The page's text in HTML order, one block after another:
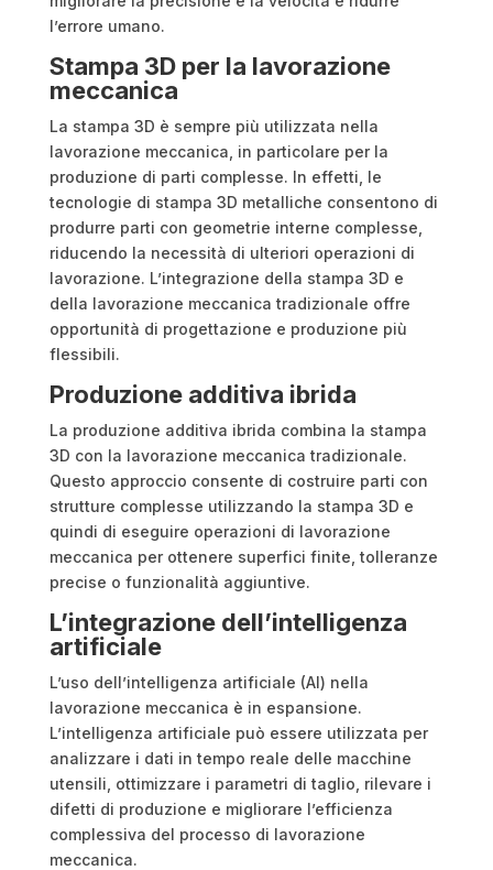
l’errore umano.
Stampa 3D per la lavorazione
meccanica
La stampa 3D è sempre più utilizzata nella
lavorazione meccanica, in particolare per la
produzione di parti complesse. In effetti, le
tecnologie di stampa 3D metalliche consentono di
produrre parti con geometrie interne complesse,
riducendo la necessità di ulteriori operazioni di
lavorazione. L’integrazione della stampa 3D e
della lavorazione meccanica tradizionale offre
opportunità di progettazione e produzione più
flessibili.
Produzione additiva ibrida
La produzione additiva ibrida combina la stampa
3D con la lavorazione meccanica tradizionale.
Questo approccio consente di costruire parti con
strutture complesse utilizzando la stampa 3D e
quindi di eseguire operazioni di lavorazione
meccanica per ottenere superfici finite, tolleranze
precise o funzionalità aggiuntive.
L’integrazione dell’intelligenza
artificiale
L’uso dell’intelligenza artificiale (AI) nella
lavorazione meccanica è in espansione.
L’intelligenza artificiale può essere utilizzata per
analizzare i dati in tempo reale delle macchine
utensili, ottimizzare i parametri di taglio, rilevare i
difetti di produzione e migliorare l’efficienza
complessiva del processo di lavorazione
meccanica.